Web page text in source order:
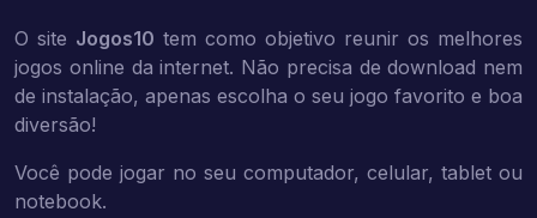
O site Jogos10 tem como objetivo reunir os melhores
jogos online da internet. Não precisa de download nem
de instalação, apenas escolha o seu jogo favorito e boa
diversão!
Você pode jogar no seu computador, celular, tablet ou
notebook.